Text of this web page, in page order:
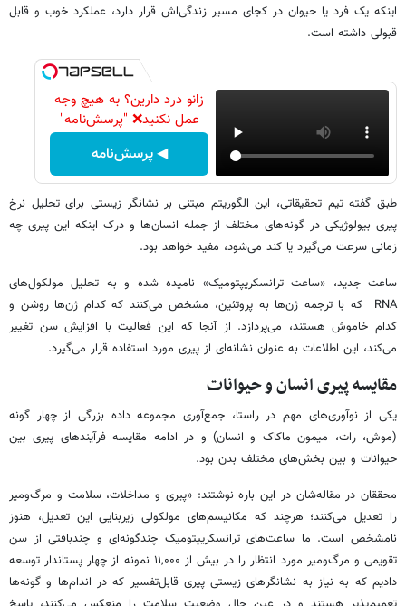
اینکه یک فرد یا حیوان در کجای مسیر زندگی‌اش قرار دارد، عملکرد خوب و قابل
قبولی داشته است.
زانو درد دارین؟ به هیچ وجه
عمل نکنید❌ "پرسش‌نامه"
◀ پرسش‌نامه
طبق گفته تیم تحقیقاتی، این الگوریتم مبتنی بر نشانگر زیستی برای تحلیل نرخ
پیری بیولوژیکی در گونه‌های مختلف از جمله انسان‌ها و درک اینکه این پیری چه
زمانی سرعت می‌گیرد یا کند می‌شود، مفید خواهد بود.
ساعت جدید، «ساعت ترانسکریپتومیک» نامیده شده و به تحلیل مولکول‌های
RNA که با ترجمه ژن‌ها به پروتئین، مشخص می‌کنند که کدام ژن‌ها روشن و
کدام خاموش هستند، می‌پردازد. از آنجا که این فعالیت با افزایش سن تغییر
می‌کند، این اطلاعات به عنوان نشانه‌ای از پیری مورد استفاده قرار می‌گیرد.
مقایسه پیری انسان و حیوانات
یکی از نوآوری‌های مهم در راستا، جمع‌آوری مجموعه داده بزرگی از چهار گونه
(موش‌، رات‌، میمون‌ ماکاک و انسان‌) و در ادامه مقایسه فرآیندهای پیری بین
حیوانات و بین بخش‌های مختلف بدن بود.
محققان در مقاله‌شان در این باره نوشتند: «پیری و مداخلات، سلامت و مرگ‌ومیر
را تعدیل می‌کنند؛ هرچند که مکانیسم‌های مولکولی زیربنایی این تعدیل، هنوز
نامشخص است. ما ساعت‌های ترانسکریپتومیک چندگونه‌ای و چندبافتی از سن
تقویمی و مرگ‌ومیر مورد انتظار را در بیش از ۱۱,۰۰۰ نمونه از چهار پستاندار توسعه
دادیم که به نیاز به نشانگرهای زیستی پیری قابل‌تفسیر که در اندام‌ها و گونه‌ها